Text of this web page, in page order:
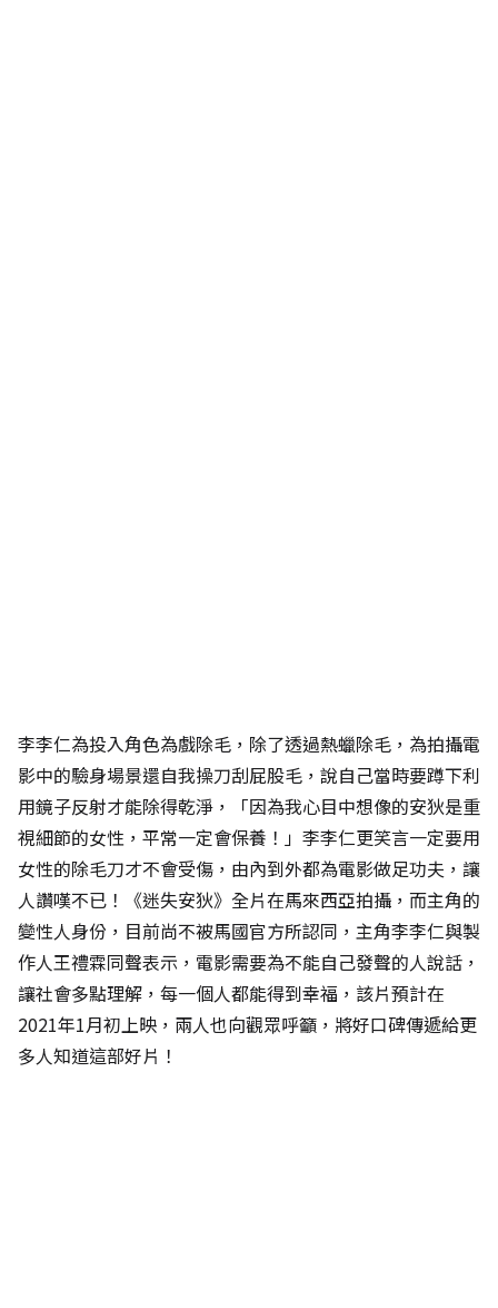
李李仁為投入角色為戲除毛，除了透過熱蠟除毛，為拍攝電
影中的驗身場景還自我操刀刮屁股毛，說自己當時要蹲下利
用鏡子反射才能除得乾淨，「因為我心目中想像的安狄是重
視細節的女性，平常一定會保養！」李李仁更笑言一定要用
女性的除毛刀才不會受傷，由內到外都為電影做足功夫，讓
人讚嘆不已！《迷失安狄》全片在馬來西亞拍攝，而主角的
變性人身份，目前尚不被馬國官方所認同，主角李李仁與製
作人王禮霖同聲表示，電影需要為不能自己發聲的人說話，
讓社會多點理解，每一個人都能得到幸福，該片預計在
2021年1月初上映，兩人也向觀眾呼籲，將好口碑傳遞給更
多人知道這部好片！